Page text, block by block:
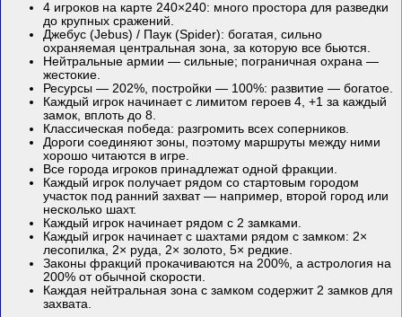
4 игроков на карте 240×240: много простора для разведки
до крупных сражений.
Джебус (Jebus) / Паук (Spider): богатая, сильно
охраняемая центральная зона, за которую все бьются.
Нейтральные армии — сильные; пограничная охрана —
жестокие.
Ресурсы — 202%, постройки — 100%: развитие — богатое.
Каждый игрок начинает с лимитом героев 4, +1 за каждый
замок, вплоть до 8.
Классическая победа: разгромить всех соперников.
Дороги соединяют зоны, поэтому маршруты между ними
хорошо читаются в игре.
Все города игроков принадлежат одной фракции.
Каждый игрок получает рядом со стартовым городом
участок под ранний захват — например, второй город или
несколько шахт.
Каждый игрок начинает рядом с 2 замками.
Каждый игрок начинает с шахтами рядом с замком: 2×
лесопилка, 2× руда, 2× золото, 5× редкие.
Законы фракций прокачиваются на 200%, а астрология на
200% от обычной скорости.
Каждая нейтральная зона с замком содержит 2 замков для
захвата.